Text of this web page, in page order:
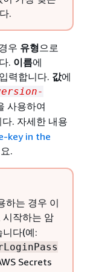
.
우 유형으로
. 이름에
력합니다. 값에
사용하여
. 자세한 내용
key in the
.
하는 경우 이
시작하는 암
다(예:
Secrets